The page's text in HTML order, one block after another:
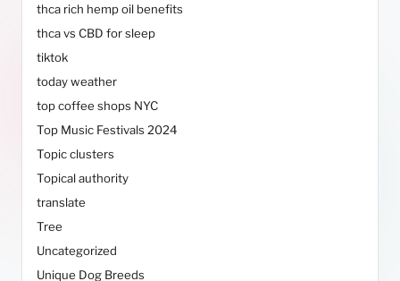
thca rich hemp oil benefits
thca vs CBD for sleep
tiktok
today weather
top coffee shops NYC
Top Music Festivals 2024
Topic clusters
Topical authority
translate
Tree
Uncategorized
Unique Dog Breeds